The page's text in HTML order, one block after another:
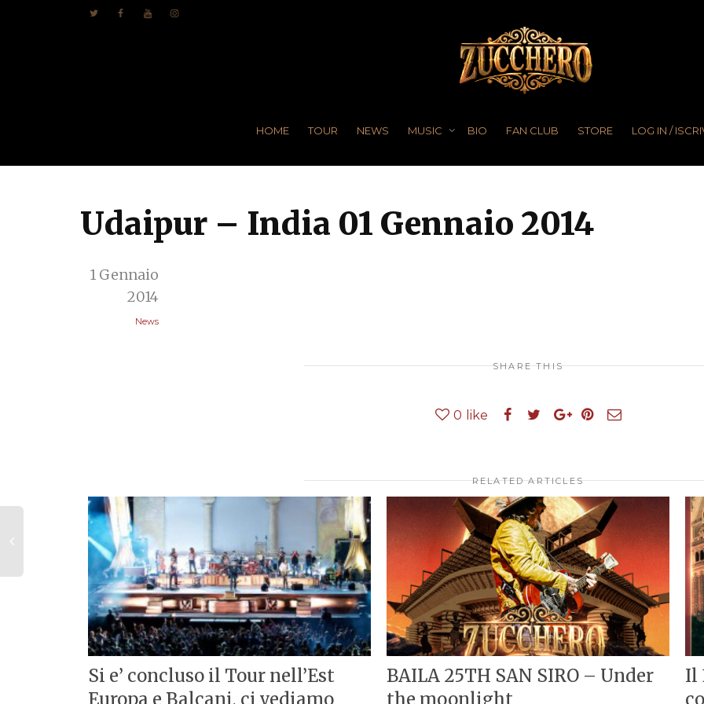
HOME TOUR NEWS MUSIC BIO FAN CLUB STORE LOG IN /
Udaipur – India 01 Gennaio 2014
1 Gennaio
2014
News
SHARE THIS
0 like
RELATED ARTICLES
Si e’ concluso il Tour nell’Est
Europa e Balcani, ci vediamo
BAILA 25TH SAN SIRO – Under
the moonlight
Il